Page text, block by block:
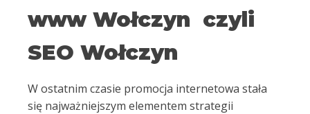
www Wołczyn czyli
SEO Wołczyn
W ostatnim czasie promocja internetowa stała
się najważniejszym elementem strategii